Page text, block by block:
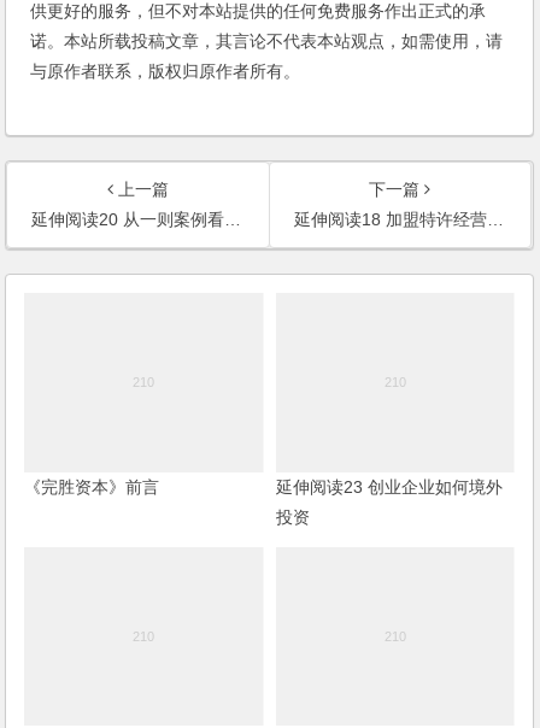
供更好的服务，但不对本站提供的任何免费服务作出正式的承
诺。本站所载投稿文章，其言论不代表本站观点，如需使用，请
与原作者联系，版权归原作者所有。
上一篇
延伸阅读20 从一则案例看合同的履行管理
下一篇
延伸阅读18 加盟特许经营，拓展创业之路
《完胜资本》前言
延伸阅读23 创业企业如何境外
投资